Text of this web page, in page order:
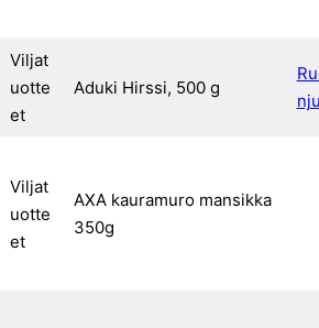
Viljat
uotte
et
Aduki Hirssi, 500 g
Viljat
uotte
et
AXA kauramuro mansikka
350g